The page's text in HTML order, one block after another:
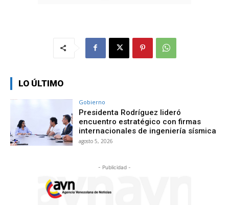
LO ÚLTIMO
Gobierno
Presidenta Rodríguez lideró
encuentro estratégico con firmas
internacionales de ingeniería sísmica
agosto 5, 2026
- Publicidad -